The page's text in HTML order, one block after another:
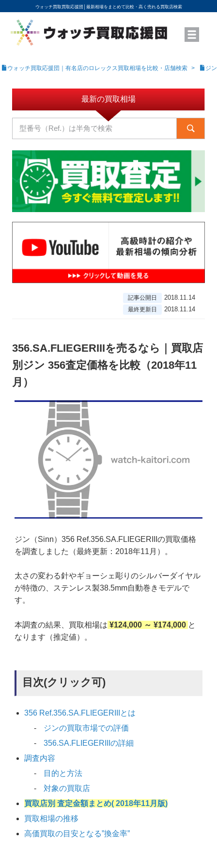
ウォッチ買取買取応援団│ 最新相場をまとめて比較・高く売れる買取店検索
YouTubeで動画を公開中
ROLEXモデル名から買取相場を調べる
高級時計ブランド名から買取相場を調べる
地域から買取店を探す
店舗名から買取店を探す
ブランド時計を高く売る方法
買取査定を依頼する
ウォッチ買取応援団｜有名店のロレックス買取相場を比較・店舗検索 ジ
最新の買取相場
記事公開日 2018.11.14
最終更新日 2018.11.14
356.SA.FLIEGERIIIを売るなら｜買取店
別ジン 356査定価格を比較（2018年11
月）
ジン（Sinn）356 Ref.356.SA.FLIEGERIIIの買取価格
を調査しました（最終更新：2018年11月）。
太さの変わる針やギョーシェ彫りのシルバーダイヤル
が特徴の、ステンレス製38.5mm自動巻きモデルで
す。
本調査の結果、買取相場は ¥124,000 ～ ¥174,000 と
なります（推定値）。
目次(クリック可)
356 Ref.356.SA.FLIEGERIIIとは
ジンの買取市場での評価
356.SA.FLIEGERIIIの詳細
調査内容
目的と方法
対象の買取店
買取店別 査定金額まとめ( 2018年11月版)
買取相場の推移
高価買取の目安となる”換金率”